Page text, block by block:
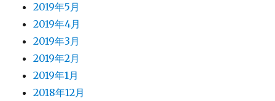
2019年5月
2019年4月
2019年3月
2019年2月
2019年1月
2018年12月